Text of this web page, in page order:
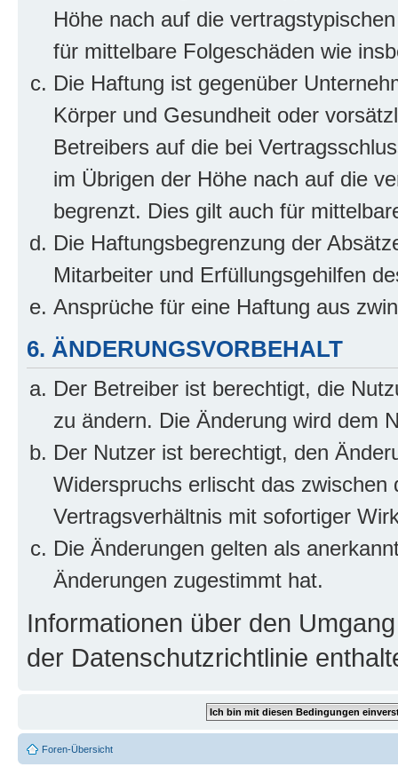
Höhe nach auf die
für mittelbare Folgeschäden wie
Die Haftung ist gegenüber
Körper und Gesundheit oder
Betreibers auf die bei
im Übrigen der Höhe nach auf die
begrenzt. Dies gilt auch für
Die Haftungsbegrenzung der
Mitarbeiter und Erfüllungsgehilfen
Ansprüche für eine Haftung aus
6. ÄNDERUNGSVORBEHALT
Der Betreiber ist berechtigt, die
zu ändern. Die Änderung wird dem
Der Nutzer ist berechtigt, den
Widerspruchs erlischt das
Vertragsverhältnis mit sofortiger
Die Änderungen gelten als
Änderungen zugestimmt hat.
Informationen über den
der Datenschutzrichtlinie
Foren-Übersicht